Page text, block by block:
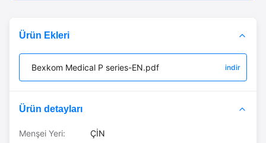
Ürün Ekleri
Bexkom Medical P series-EN.pdf indir
Ürün detayları
Menşei Yeri: ÇİN